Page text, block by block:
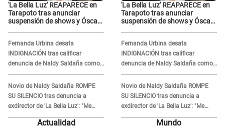
'La Bella Luz' REAPARECE en
Tarapoto tras anunciar
suspensión de shows y Óscar
Fernanda Urbina desata
INDIGNACIÓN tras calificar
denuncia de Naldy Saldaña como
'acto bochornoso': "No es justo
atacar a otra mujer"
Novio de Naldy Saldaña ROMPE
SU SILENCIO tras denuncia a
exdirector de 'La Bella Luz': "Me
basta con que ella esté bien"
'La Bella Luz' REAPARECE en
Tarapoto tras anunciar
suspensión de shows y Óscar
Fernanda Urbina desata
INDIGNACIÓN tras calificar
denuncia de Naldy Saldaña como
'acto bochornoso': "No es justo
atacar a otra mujer"
Novio de Naldy Saldaña ROMPE
SU SILENCIO tras denuncia a
exdirector de 'La Bella Luz': "Me
basta con que ella esté bien"
Actualidad Mundo